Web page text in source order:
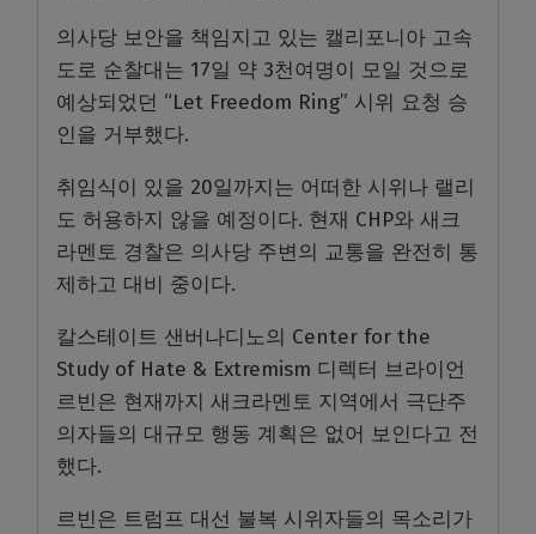
의사당 보안을 책임지고 있는 캘리포니아 고속
도로 순찰대는 17일 약 3천여명이 모일 것으로
예상되었던 “Let Freedom Ring” 시위 요청 승
인을 거부했다.
취임식이 있을 20일까지는 어떠한 시위나 랠리
도 허용하지 않을 예정이다. 현재 CHP와 새크
라멘토 경찰은 의사당 주변의 교통을 완전히 통
제하고 대비 중이다.
칼스테이트 샌버나디노의 Center for the
Study of Hate & Extremism 디렉터 브라이언
르빈은 현재까지 새크라멘토 지역에서 극단주
의자들의 대규모 행동 계획은 없어 보인다고 전
했다.
르빈은 트럼프 대선 불복 시위자들의 목소리가